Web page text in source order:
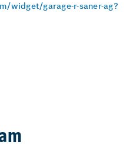
widget/garage-r-saner-ag?